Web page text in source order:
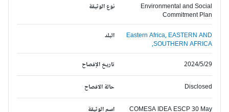
نوع الوثيقة
Environmental and Social
Commitment Plan
البلد
Eastern Africa,EASTERN AND
SOUTHERN AFRICA,
تاريخ الإفصاح
2024/5/29
حالة الافصاح Disclosed
اسم الوثيقة
COMESA IDEA ESCP 30 May